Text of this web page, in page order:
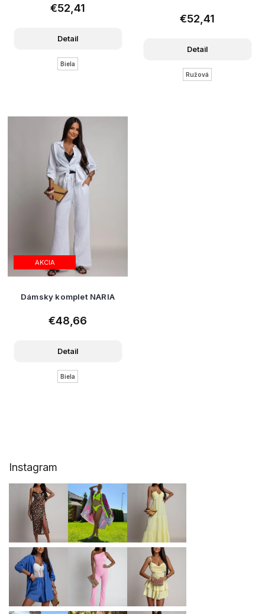
€52,41
Detail
Biela
€52,41
Detail
Ružová
AKCIA
Dámsky komplet NARIA
€48,66
Detail
Biela
Instagram